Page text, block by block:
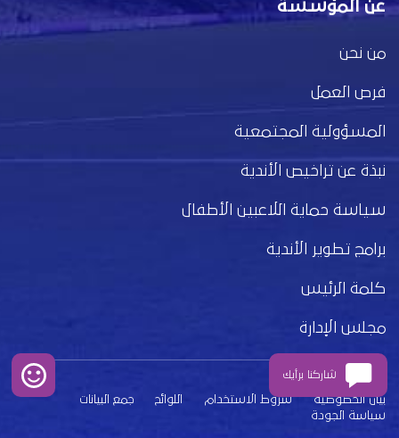
عن المؤسسة
من نحن
فرص العمل
المسؤولية المجتمعية
نبذة عن تراخيص الأندية
سياسة حماية اللاعبين الأطفال
برامج تطوير الأندية
كلمة الرئيس
مجلس الإدارة
بيان الخصوصية شروط الاستخدام اللوائح
جمع البيانات
سياسة الجودة
شاركنا برأيك